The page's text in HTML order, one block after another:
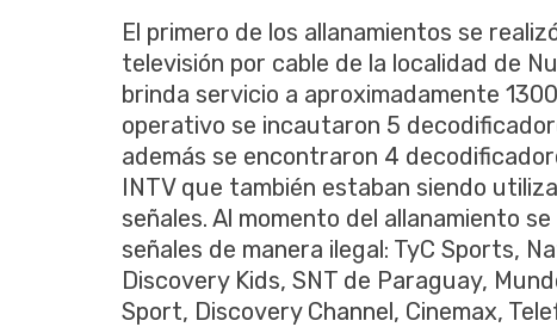
El primero de los allanamientos se
televisión por cable de la localidad de
brinda servicio a aproximadamente
operativo se incautaron 5
además se encontraron 4
INTV que también estaban siendo
señales. Al momento del allanamiento
señales de manera ilegal: TyC Sports,
Discovery Kids, SNT de Paraguay,
Sport, Discovery Channel, Cinemax,